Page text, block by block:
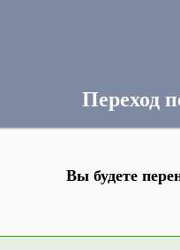
Переход
Вы будете